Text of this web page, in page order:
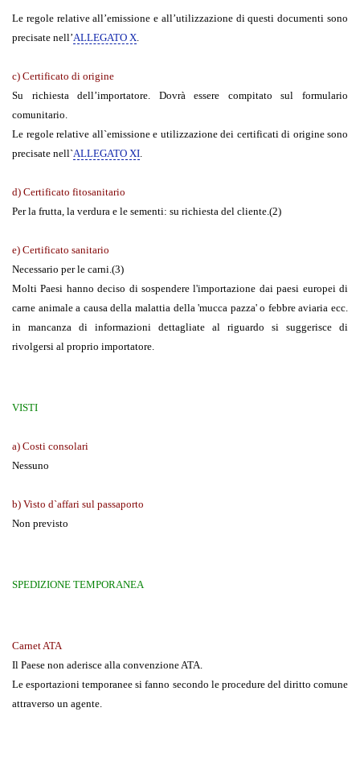
Le regole relative all’emissione e all’utilizzazione di questi documenti sono
precisate nell’ALLEGATO X.
c) Certificato di origine
Su richiesta dell’importatore. Dovrà essere compitato sul formulario
comunitario.
Le regole relative all`emissione e utilizzazione dei certificati di origine sono
precisate nell`ALLEGATO XI.
d) Certificato fitosanitario
Per la frutta, la verdura e le sementi: su richiesta del cliente.(2)
e) Certificato sanitario
Necessario per le carni.(3)
Molti Paesi hanno deciso di sospendere l'importazione dai paesi europei di
carne animale a causa della malattia della 'mucca pazza' o febbre aviaria ecc.
in mancanza di informazioni dettagliate al riguardo si suggerisce di
rivolgersi al proprio importatore.
VISTI
a) Costi consolari
Nessuno
b) Visto d`affari sul passaporto
Non previsto
SPEDIZIONE TEMPORANEA
Carnet ATA
Il Paese non aderisce alla convenzione ATA.
Le esportazioni temporanee si fanno secondo le procedure del diritto comune
attraverso un agente.